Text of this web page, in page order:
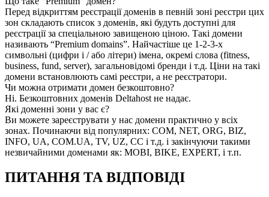
Перед відкриттям реєстрації доменів в певній зоні реєстри цих
зон складають список з доменів, які будуть доступні для
реєстрації за спеціальною завищеною ціною. Такі домени
називають “Premium domains”. Найчастіше це 1-2-3-х
символьні (цифри і / або літери) імена, окремі слова (fitness,
business, fund, server), загальновідомі бренди і т.д. Ціни на такі
домени встановлюють самі реєстри, а не реєстратори.
Чи можна отримати домен безкоштовно?
Ні. Безкоштовних доменів Deltahost не надає.
Які доменні зони у вас є?
Ви можете зареєструвати у нас домени практично у всіх
зонах. Починаючи від популярних: COM, NET, ORG, BIZ,
INFO, UA, COM.UA, TV, UZ, CC і т.д. і закінчуючи такими
незвичайними доменами як: MOBI, BIKE, EXPERT, і т.п.
ПИТАННЯ ТА ВІДПОВІДІ